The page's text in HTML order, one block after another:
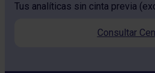
Tus analíticas sin cinta previa
Consultar